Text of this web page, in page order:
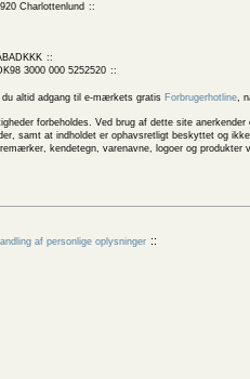
Charlottenlund
3000 000 5252520
altid adgang til e-mærkets gratis Forbrugerhotline,
forbeholdes. Ved brug af dette site
samt at indholdet er ophavsretligt beskyttet og
kendetegn, varenavne, logoer og
af personlige oplysninger